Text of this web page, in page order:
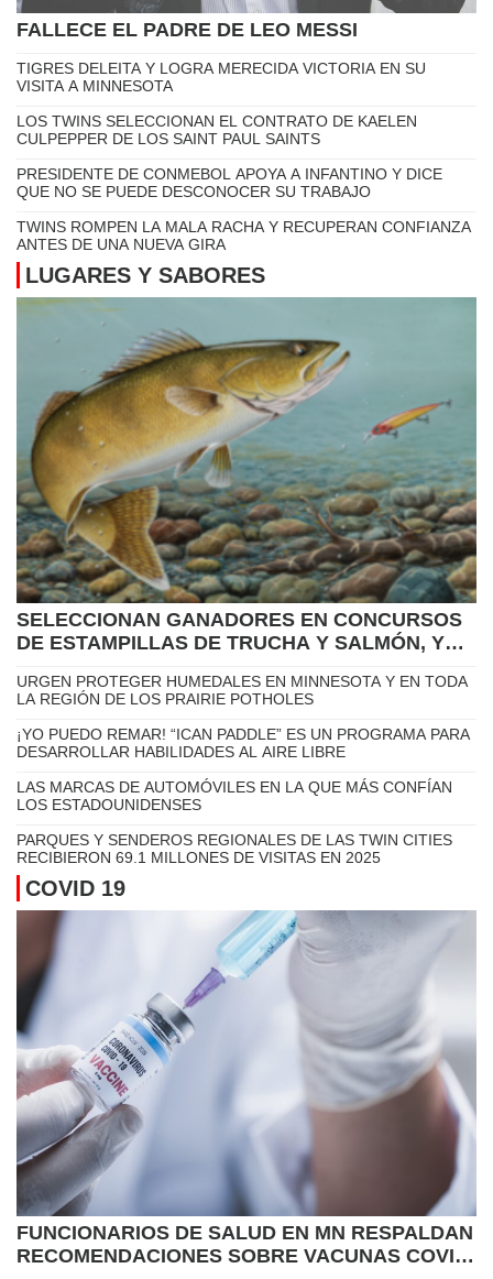
DEPORTES
FALLECE EL PADRE DE LEO MESSI
TIGRES DELEITA Y LOGRA MERECIDA VICTORIA EN SU
VISITA A MINNESOTA
LOS TWINS SELECCIONAN EL CONTRATO DE KAELEN
CULPEPPER DE LOS SAINT PAUL SAINTS
PRESIDENTE DE CONMEBOL APOYA A INFANTINO Y DICE
QUE NO SE PUEDE DESCONOCER SU TRABAJO
TWINS ROMPEN LA MALA RACHA Y RECUPERAN CONFIANZA
ANTES DE UNA NUEVA GIRA
SELECCIONAN GANADORES EN CONCURSOS
DE ESTAMPILLAS DE TRUCHA Y SALMÓN, Y
DE LUCIOPERCA 2027
URGEN PROTEGER HUMEDALES EN MINNESOTA Y EN TODA
LA REGIÓN DE LOS PRAIRIE POTHOLES
¡YO PUEDO REMAR! “ICAN PADDLE” ES UN PROGRAMA PARA
DESARROLLAR HABILIDADES AL AIRE LIBRE
LAS MARCAS DE AUTOMÓVILES EN LA QUE MÁS CONFÍAN
LOS ESTADOUNIDENSES
PARQUES Y SENDEROS REGIONALES DE LAS TWIN CITIES
RECIBIERON 69.1 MILLONES DE VISITAS EN 2025